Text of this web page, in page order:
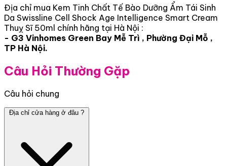
Địa chỉ mua Kem Tinh Chất Tế Bào Dưỡng Ẩm Tái Sinh
Da Swissline Cell Shock Age Intelligence Smart Cream
Thuỵ Sĩ 50ml chính hãng tại Hà Nội :
- G3 Vinhomes Green Bay Mễ Trì , Phường Đại Mỗ ,
TP Hà Nội.
Câu Hỏi Thường Gặp
Câu hỏi chung
Địa chỉ cửa hàng ở đâu ?